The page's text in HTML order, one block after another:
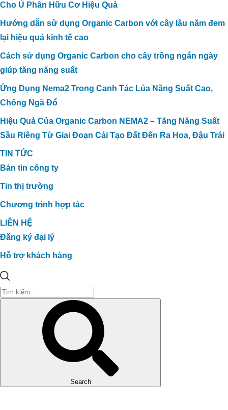
Cho Ủ Phân Hữu Cơ Hiệu Quả
Hướng dẫn sử dụng Organic Carbon với cây lâu năm đem
lại hiệu quả kinh tế cao
Cách sử dụng Organic Carbon cho cây trồng ngắn ngày
giúp tăng năng suất
Ứng Dụng Nema2 Trong Canh Tác Lúa Năng Suất Cao,
Chống Ngã Đổ
Hiệu Quả Của Organic Carbon NEMA2 – Tăng Năng Suất
Sầu Riêng Từ Giai Đoạn Cải Tạo Đất Đến Ra Hoa, Đậu Trái
TIN TỨC
Bản tin công ty
Tin thị trường
Chương trình hợp tác
LIÊN HỆ
Đăng ký đại lý
Hỗ trợ khách hàng
Search
Dự án xử lý môi trường trang trại heo
Dự án xử lý môi trường trang trại heo
Anh Hải_Tây Ninh